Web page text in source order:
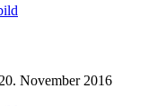
November 2016